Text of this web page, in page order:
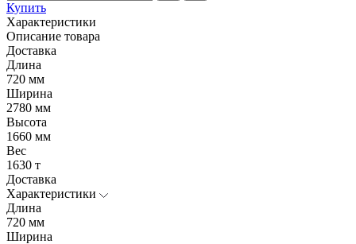
Купить
Характеристики
Описание товара
Доставка
Длина
720 мм
Ширина
2780 мм
Высота
1660 мм
Вес
1630 т
Доставка
Характеристики
Длина
720 мм
Ширина